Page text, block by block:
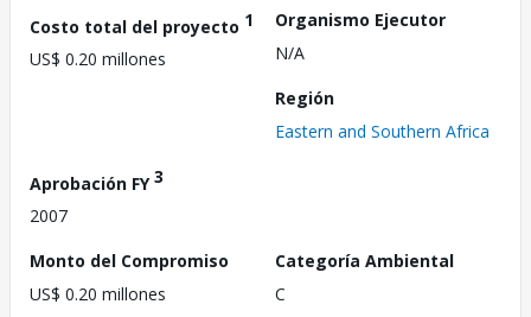
Costo total del proyecto 1
US$ 0.20 millones
Organismo Ejecutor
N/A
Región
Eastern and Southern Africa
Aprobación FY3
2007
Monto del Compromiso
US$ 0.20 millones
Categoría Ambiental
C